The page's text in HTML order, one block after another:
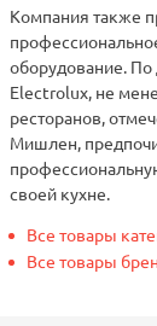
Компания также
оборудование.
Electrolux, не
ресторанов,
Мишлен,
своей кухне.
Все товары
Все товары